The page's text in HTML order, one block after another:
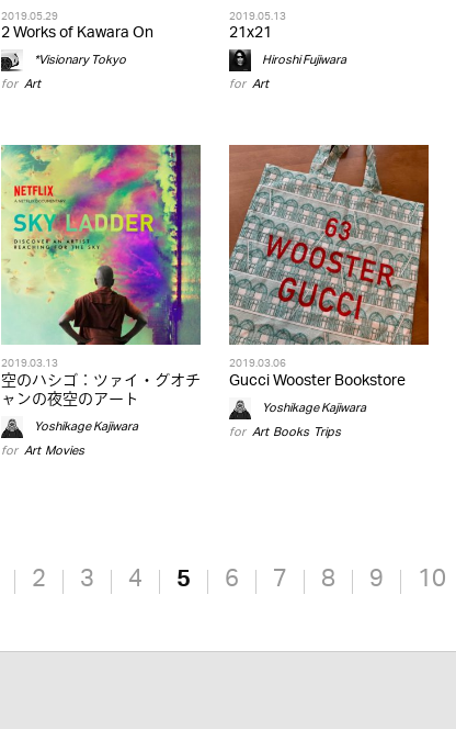
2019.05.29
2 Works of Kawara On
*Visionary Tokyo
for Art
2019.05.13
21x21
Hiroshi Fujiwara
for Art
2019.03.13
空のハシゴ：ツァイ・グオチ
ャンの夜空のアート
Yoshikage Kajiwara
for Art,Movies
2019.03.06
Gucci Wooster Bookstore
Yoshikage Kajiwara
for Art,Books, Trips
2 3 4 5 6 7 8 9 10